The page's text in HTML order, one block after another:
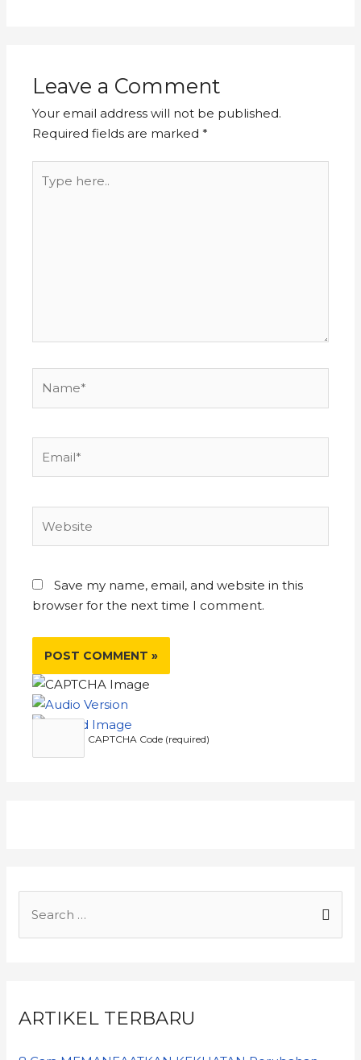
Leave a Comment
Your email address will not be published.
Required fields are marked*
Save my name, email, and website in this
browser for the next time I comment.
CAPTCHA Code (required)
ARTIKEL TERBARU